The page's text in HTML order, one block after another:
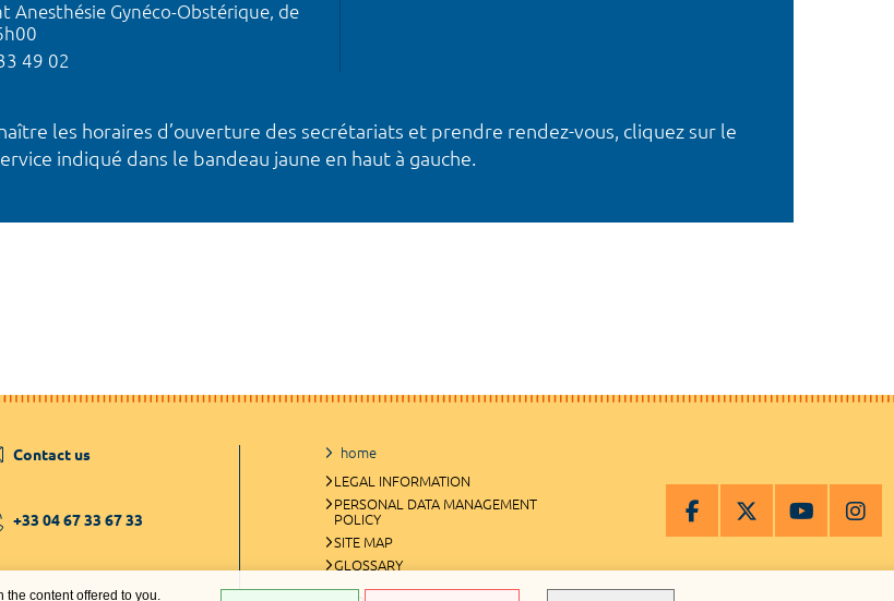
the content offered to you.
Anesthésie Gynéco-Obstérique, de
49 02
les horaires d’ouverture des secrétariats et prendre rendez-vous, cliquez sur le
indiqué dans le bandeau jaune en haut à gauche.
Contact us
+33 04 67 33 67 33
home
LEGAL INFORMATION
PERSONAL DATA MANAGEMENT
POLICY
SITE MAP
GLOSSARY